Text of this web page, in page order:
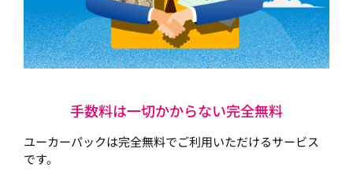
手数料は一切かからない完全無料
ユーカーパックは完全無料でご利用いただけるサービス
です。